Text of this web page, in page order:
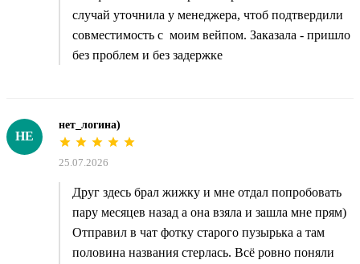
случай уточнила у менеджера, чтоб подтвердили
совместимость с моим вейпом. Заказала - пришло
без проблем и без задержке
НЕ
нет_логина)
25.07.2026
Друг здесь брал жижку и мне отдал попробовать
пару месяцев назад а она взяла и зашла мне прям)
Отправил в чат фотку старого пузырька а там
половина названия стерлась. Всё ровно поняли